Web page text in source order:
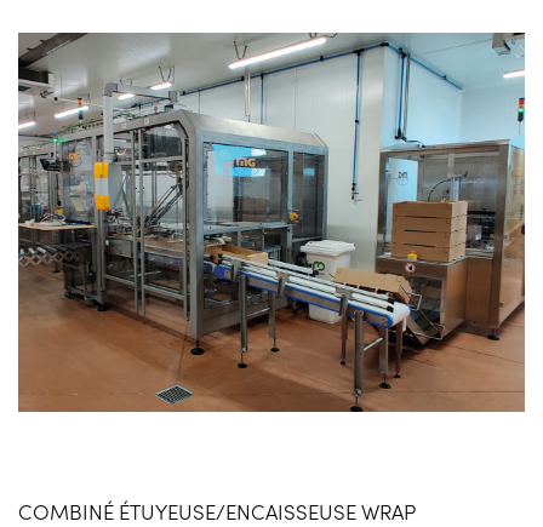
COMBINÉ ÉTUYEUSE/ENCAISSEUSE WRAP